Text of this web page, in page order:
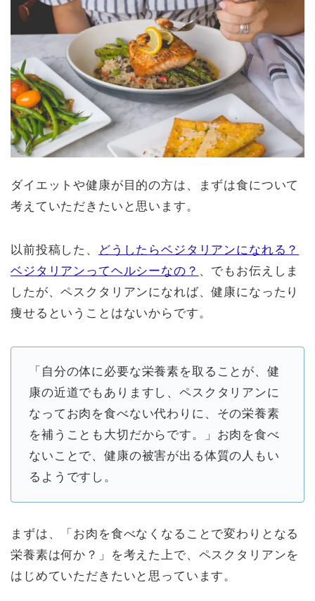
ダイエットや健康が目的の方は、まずは食について
考えていただきたいと思います。
以前投稿した、
どうしたらベジタリアンになれる？
ベジタリアンってヘルシーなの？ 、でもお伝えしま
したが、ペスクタリアンになれば、健康になったり
痩せるということはないからです。
「自分の体に必要な栄養素を取ることが、健
康の近道でもありますし、ペスクタリアンに
なってお肉を食べない代わりに、その栄養素
を補うことも大切だからです。」お肉を食べ
ないことで、健康の被害が出る体質の人もい
るようですし。
まずは、「お肉を食べなくなることで変わりとなる
栄養素は何か？」を考えた上で、ペスクタリアンを
はじめていただきたいと思っています。